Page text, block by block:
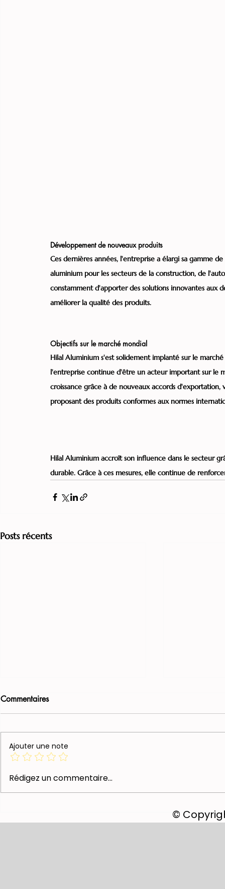
Développement de nouveaux produits
Ces dernières années, l'entreprise a élargi sa gamme
aluminium pour les secteurs de la construction, de
constamment d'apporter des solutions innovantes aux
améliorer la qualité des produits.
Objectifs sur le marché mondial
Hilal Aluminium s'est solidement implanté sur le
l'entreprise continue d'être un acteur important sur le
croissance grâce à de nouveaux accords
proposant des produits conformes aux normes
Hilal Aluminium accroît son influence dans le secteur
durable. Grâce à ces mesures, elle continue de
Posts récents
Utilisation de l'aluminium dans
la construction
d'Irak
Commentaires
Ajouter une note
Rédigez un commentaire...
©